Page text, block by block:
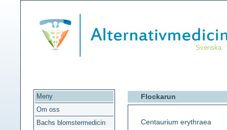
Svenska
Meny
Om oss
Bachs blomstermedicin
Flockarun
Centaurium erythraea